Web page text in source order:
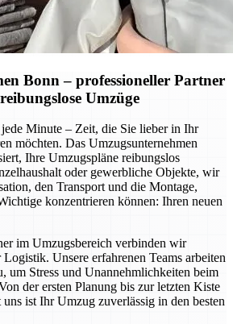
Bonn – professioneller Partner
Umzüge
Minute – Zeit, die Sie lieber in Ihr
möchten. Das Umzugsunternehmen
Ihre Umzugspläne reibungslos
oder gewerbliche Objekte, wir
den Transport und die Montage,
konzentrieren können: Ihren neuen
im Umzugsbereich verbinden wir
Unsere erfahrenen Teams arbeiten
um Stress und Unannehmlichkeiten beim
der ersten Planung bis zur letzten Kiste
ist Ihr Umzug zuverlässig in den besten